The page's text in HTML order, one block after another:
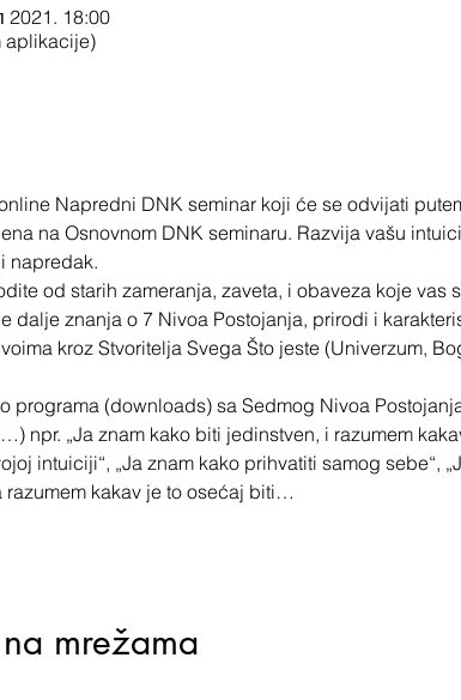
2021. 18:00
aplikacije)
Napredni DNK seminar koji će se odvijati
na Osnovnom DNK seminaru. Razvija vašu
napredak.
od starih zameranja, zaveta, i obaveza koje vas
dalje znanja o 7 Nivoa Postojanja, prirodi i
kroz Stvoritelja Svega Što jeste (Univerzum,
programa (downloads) sa Sedmog Nivoa
npr. „Ja znam kako biti jedinstven, i razumem
intuiciji“, „Ja znam kako prihvatiti samog sebe“,
razumem kakav je to osećaj biti…
mrežama